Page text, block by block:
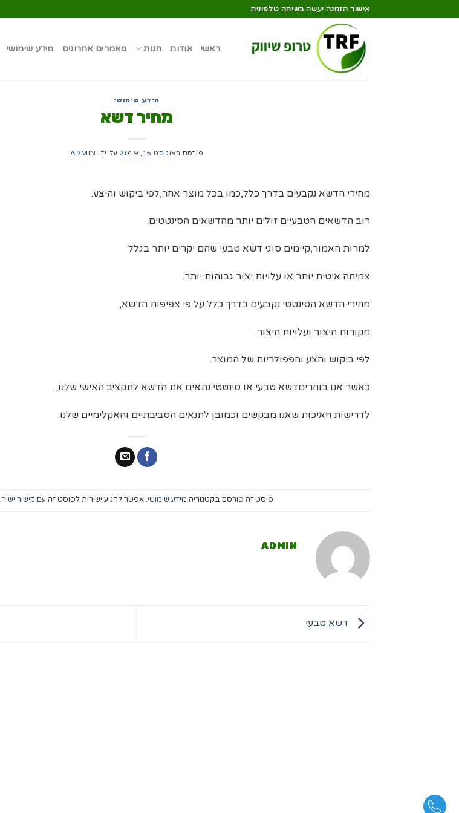
אישור הזמנה יעשה בשיחה טלפונית
ראשי אודות חנות מאמרים אחרונים מידע שימושי
מידע שימושי
מחיר דשא
פורסם באוגוסט 15, 2019 על ידי ADMIN
מחירי הדשא נקבעים בדרך כלל,כמו בכל מוצר אחר,לפי ביקוש והיצע.
רוב הדשאים הטבעיים זולים יותר מהדשאים הסינטטים.
למרות האמור,קיימים סוגי דשא טבעי שהם יקרים יותר בגלל
צמיחה איטית יותר או עלויות יצור גבוהות יותר.
מחירי הדשא הסינטטי נקבעים בדרך כלל על פי צפיפות הדשא,
מקורות היצור ועלויות היצור.
לפי ביקוש והצע והפפולריות של המוצר.
כאשר אנו בוחריםדשא טבעי או סינטטי נתאים את הדשא לתקציב האישי שלנו,
לדרישות האיכות שאנו מבקשים וכמובן לתנאים הסביבתיים והאקלימיים שלנו.
פוסט זה פורסם בקטגוריה מידע שימושי. אפשר להגיע ישירות לפוסט זה עם קישור ישיר.
ADMIN
דשא טבעי